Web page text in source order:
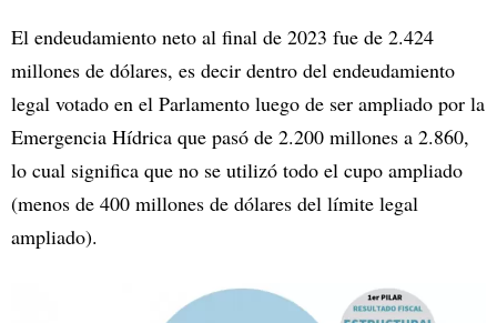
El endeudamiento neto al final de 2023 fue de 2.424
millones de dólares, es decir dentro del endeudamiento
legal votado en el Parlamento luego de ser ampliado por la
Emergencia Hídrica que pasó de 2.200 millones a 2.860,
lo cual significa que no se utilizó todo el cupo ampliado
(menos de 400 millones de dólares del límite legal
ampliado).